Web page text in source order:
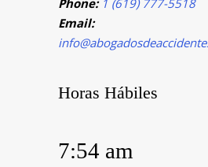
Email:
Horas Hábiles
7:54 am